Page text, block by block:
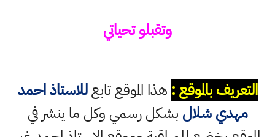
وتقبلو تحياتي
التعريف بالموقع : هذا الموقع تابعللاستاذ احمد
مهدي شلال بشكل رسمي وكل ما ينشر في